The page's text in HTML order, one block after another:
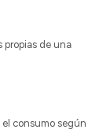
propias de una
el consumo según